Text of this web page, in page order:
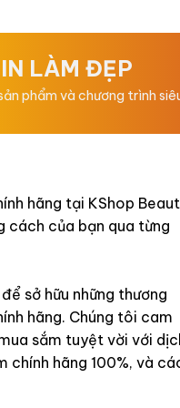
5
LÀM ĐẸP
phẩm và chương trình
hãng tại KShop
cách của bạn qua từng
sở hữu những thương
hãng. Chúng tôi cam
sắm tuyệt vời với
chính hãng 100%, và